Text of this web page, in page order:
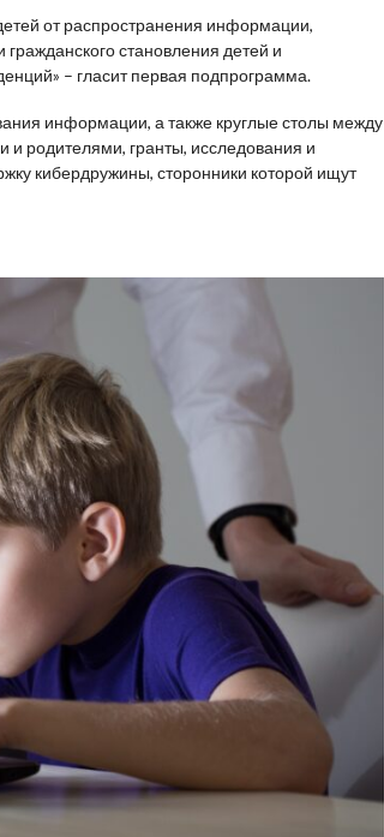
от распространения информации,
становления детей и
– гласит первая подпрограмма.
информации, а также круглые столы между
родителями, гранты, исследования и
кибердружины, сторонники которой ищут